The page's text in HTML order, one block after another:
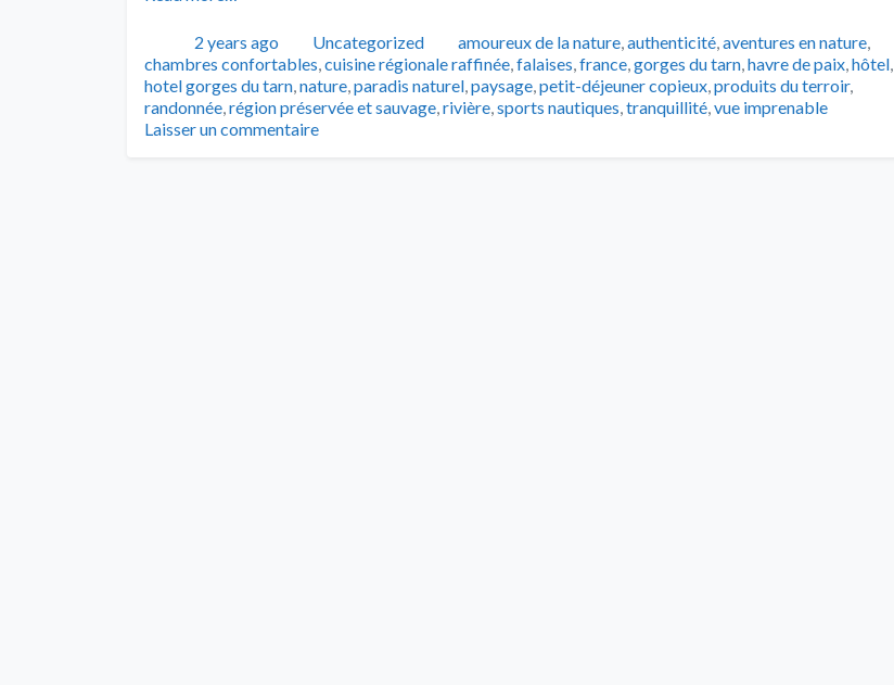
Publié2 years ago Catégories
Uncategorized Tags
amoureux de la nature,authenticité,aventures en nature,
chambres confortables,cuisine régionale raffinée,falaises,france,gorges du tarn,havre de paix,hôtel,
hotel gorges du tarn,nature,paradis naturel,paysage,petit-déjeuner copieux,produits du terroir,
randonnée,région préservée et sauvage,rivière,sports nautiques,tranquillité,vue imprenable
Laisser un commentaire